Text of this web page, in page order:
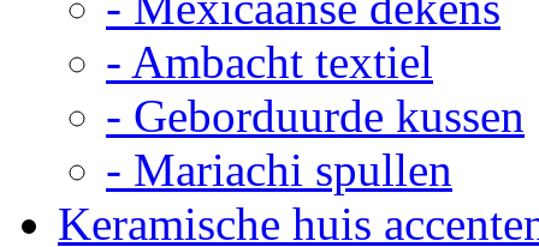
- Ambacht textiel
- Geborduurde kussen
- Mariachi spullen
Keramische huis